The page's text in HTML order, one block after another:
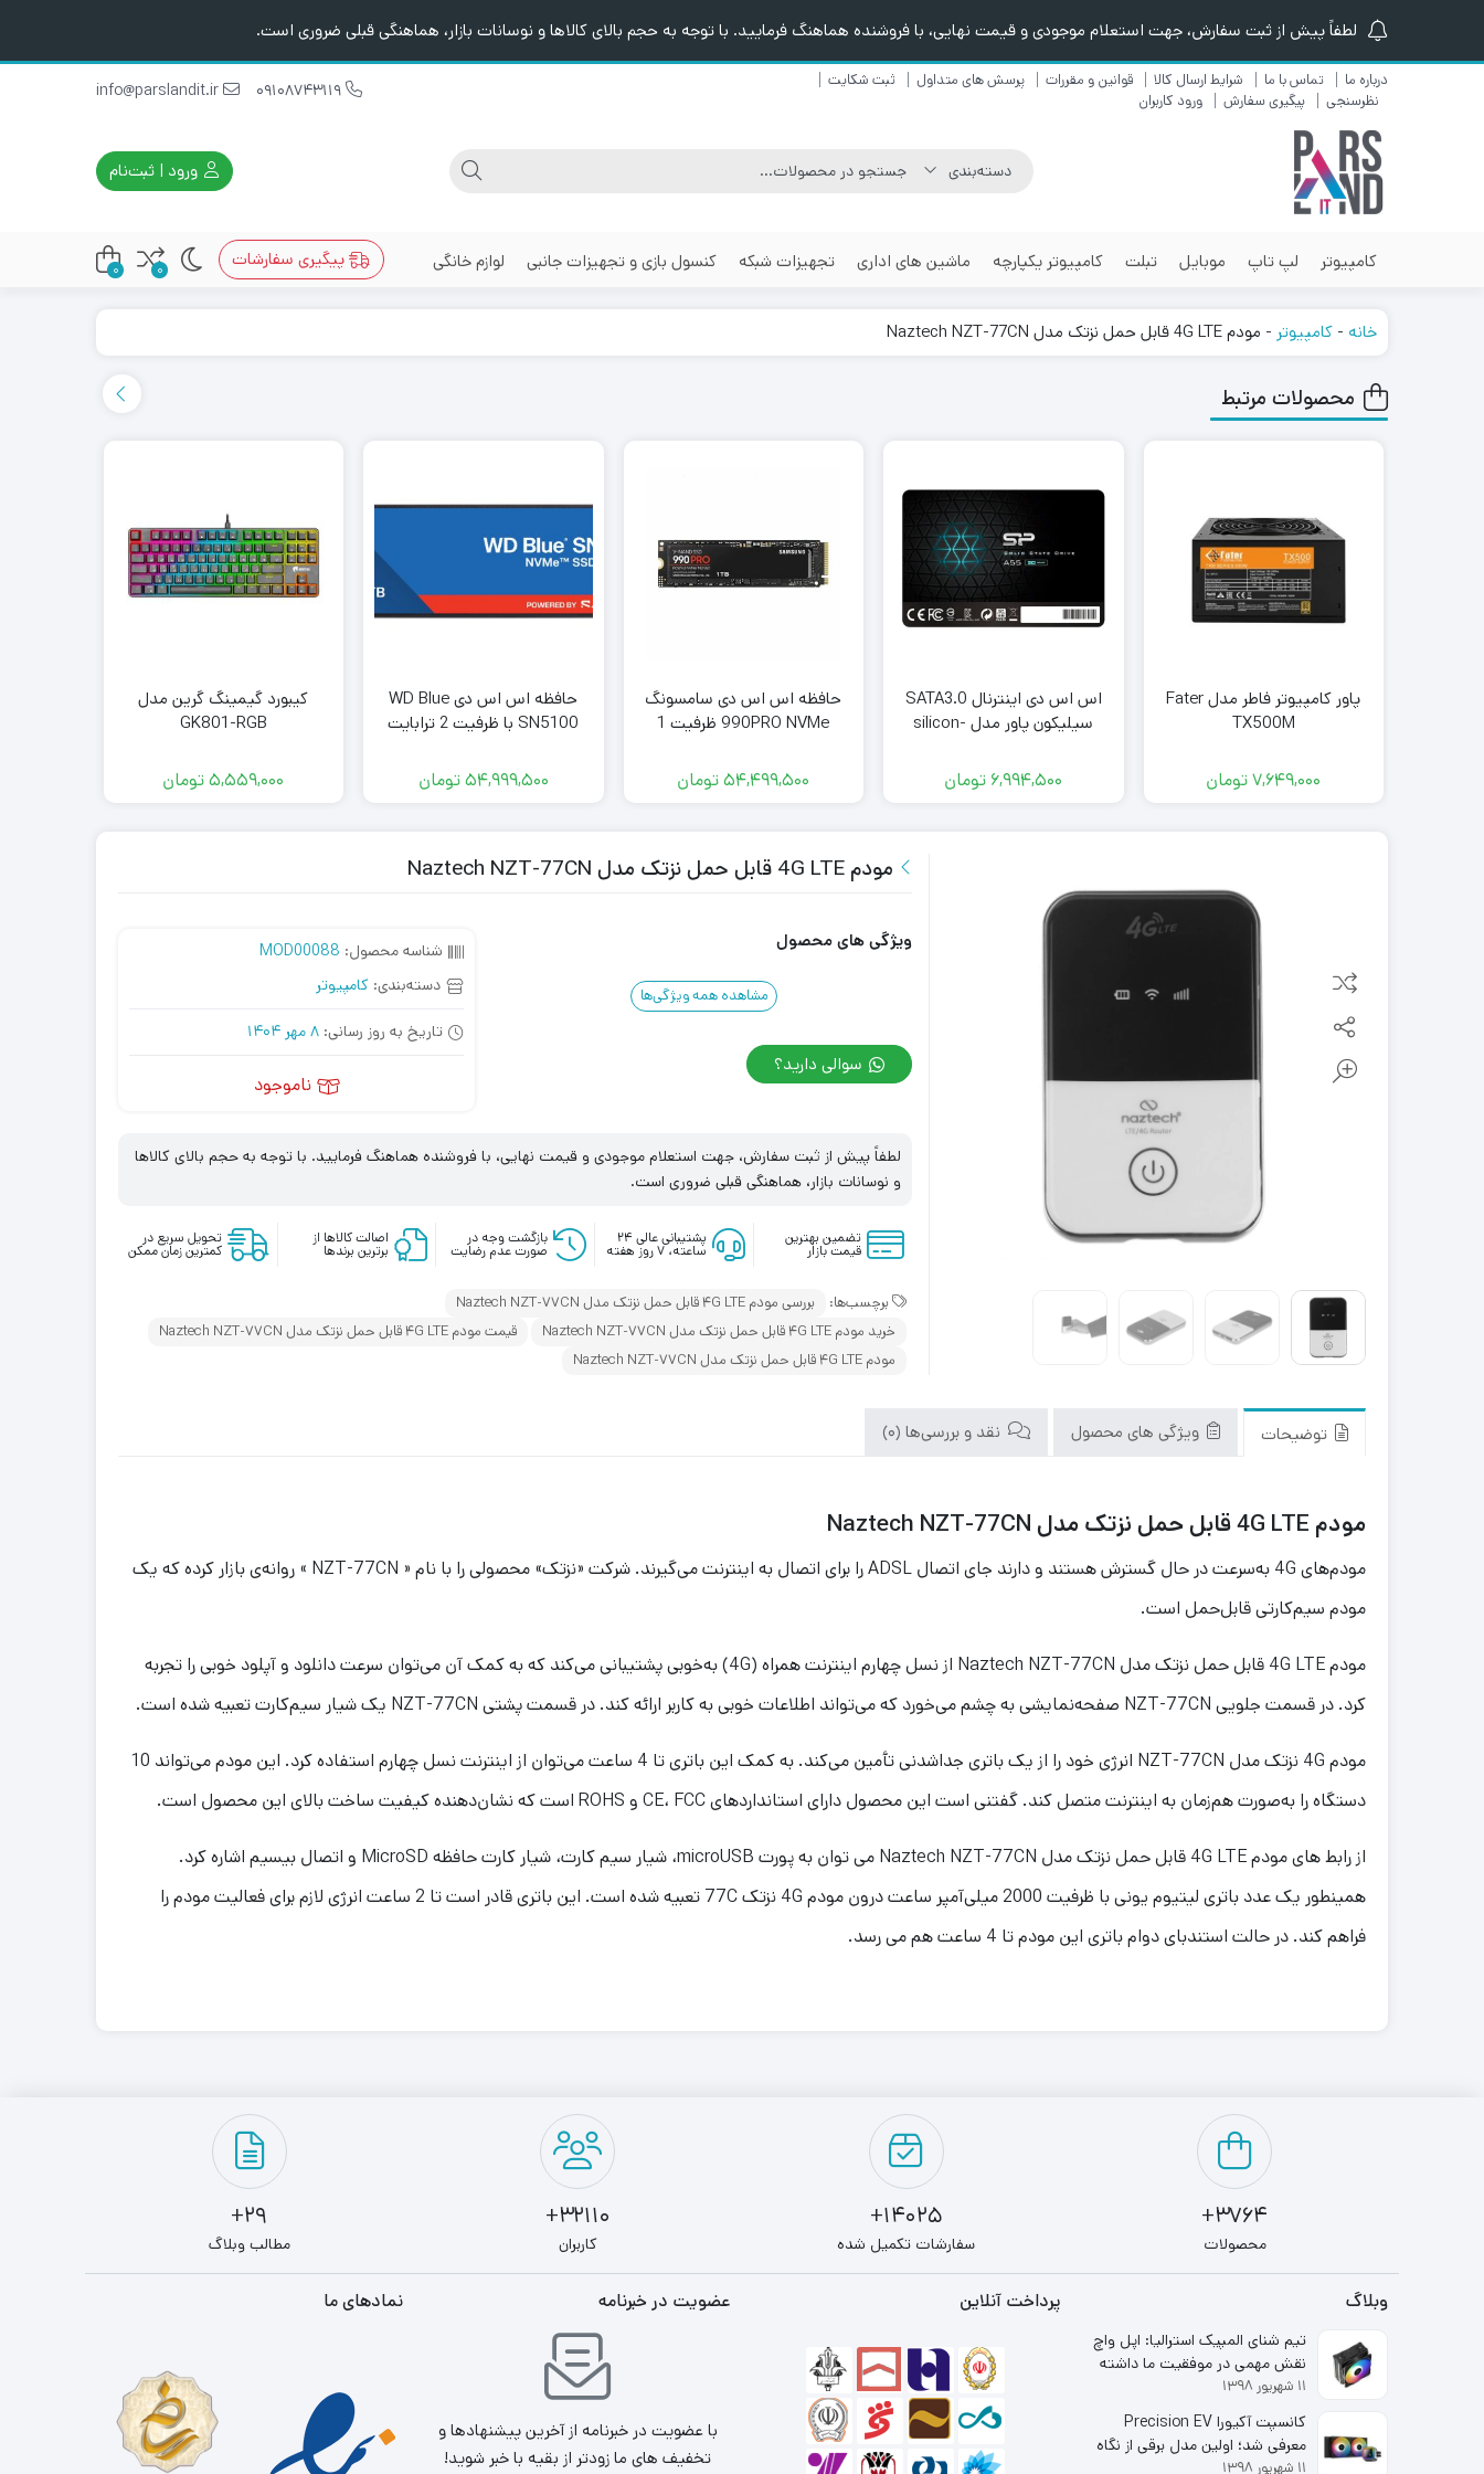
لطفاً پیش از ثبت سفارش، جهت استعلام موجودی و قیمت نهایی، با فروشنده هماهنگ فرمایید. با توجه به حجم بالای کالاها و نوسانات بازار، هماهنگی قبلی ضروری است.
درباره ما تماس با ما شرایط ارسال کالا قوانین و مقررات پرسش های متداول
ثبت شکایت
نظرسنجی
پیگیری سفارش ورود کاربران
ورود | ثبت‌نام
کامپیوتر لپ تاپ موبایل تبلت کامپیوتر یکپارچه ماشین های اداری تجهیزات شبکه کنسول بازی و تجهیزات جانبی لوازم خانگی پیگیری سفارشات 0
0
خانه - کامپیوتر - مودم 4G LTE قابل حمل نزتک مدل Naztech NZT-77CN
محصولات مرتبط
پاور کامپیوتر فاطر مدل Fater
TX500M
7,649,000تومان
اس اس دی اینترنال SATA3.0
سیلیکون پاور مدل silicon-
6,994,500 تومان
حافظه اس اس دی سامسونگ
990PRO NVMe ظرفیت 1
54,499,500تومان
حافظه اس اس دی WD Blue
SN5100 با ظرفیت 2 ترابایت
54,999,500تومان
کیبورد گیمینگ گرین مدل
GK801-RGB
5,559,000تومان
مودم 4G LTE قابل حمل نزتک مدل Naztech NZT-77CN
ویژگی های محصول
مشاهده همه ویژگی‌ها
سوالی دارید؟
شناسه محصول: MOD00088
دسته‌بندی: کامپیوتر
تاریخ به روز رسانی: 8 مهر 1404
ناموجود
لطفاً پیش از ثبت سفارش، جهت استعلام موجودی و قیمت نهایی، با فروشنده هماهنگ فرمایید. با توجه به حجم بالای کالاها
و نوسانات بازار، هماهنگی قبلی ضروری است.
تضمین بهترین
قیمت بازار
پشتیبانی عالی ۲۴
ساعته، ۷ روز هفته
بازگشت وجه در
صورت عدم رضایت
اصالت کالاها از
برترین برندها
تحویل سریع در
کمترین زمان ممکن
برچسب‌ها:
بررسی مودم 4G LTE قابل حمل نزتک مدل Naztech NZT-77CN
خرید مودم 4G LTE قابل حمل نزتک مدل Naztech NZT-77CN
قیمت مودم 4G LTE قابل حمل نزتک مدل Naztech NZT-77CN
مودم 4G LTE قابل حمل نزتک مدل Naztech NZT-77CN
توضیحات ویژگی های محصول نقد و بررسی‌ها (0)
مودم 4G LTE قابل حمل نزتک مدل Naztech NZT-77CN
مودم‌های 4G به‌سرعت در حال گسترش هستند و دارند جای اتصال ADSL را برای اتصال به اینترنت می‌گیرند. شرکت «نزتک» محصولی را با نام « NZT-77CN » روانه‌ی بازار کرده که یک
مودم سیم‌کارتی قابل‌حمل است.
مودم 4G LTE قابل حمل نزتک مدل Naztech NZT-77CN از نسل چهارم اینترنت همراه (4G) به‌خوبی پشتیبانی می‌کند که به کمک آن می‌توان سرعت دانلود و آپلود خوبی را تجربه
کرد. در قسمت جلویی NZT-77CN صفحه‌نمایشی به چشم می‌خورد که می‌تواند اطلاعات خوبی به کاربر ارائه کند. در قسمت پشتی NZT-77CN یک شیار سیم‌کارت تعبیه شده است.
مودم 4G نزتک مدل NZT-77CN انرژی خود را از یک باتری جداشدنی تأمین می‌کند. به کمک این باتری تا 4 ساعت می‌توان از اینترنت نسل چهارم استفاده کرد. این مودم می‌تواند 10
دستگاه را به‌صورت هم‌زمان به اینترنت متصل کند. گفتنی است این محصول دارای استانداردهای CE، FCC و ROHS است که نشان‌دهنده کیفیت ساخت بالای این محصول است.
از رابط های مودم 4G LTE قابل حمل نزتک مدل Naztech NZT-77CN می توان به پورت microUSB، شیار سیم کارت، شیار کارت حافظه MicroSD و اتصال بیسیم اشاره کرد.
همینطور یک عدد باتری لیتیوم‌ یونی با ظرفیت 2000 میلی‌آمپر ساعت درون مودم 4G نزتک 77C تعبیه شده است. این باتری قادر است تا 2 ساعت انرژی لازم برای فعالیت مودم را
فراهم کند. در حالت استندبای دوام باتری این مودم تا 4 ساعت هم می رسد.
3764+
محصولات
14025+
سفارشات تکمیل شده
32110+
کاربران
29+
مطالب وبلاگ
وبلاگ
تیم شنای المپیک استرالیا: اپل واچ
نقش مهمی در موفقیت ما داشته
است
۱۱ شهریور ۱۳۹۸
کانسپت آکیورا Precision EV
معرفی شد؛ اولین مدل برقی از نگاه
شاخه لوکس هوندا
۱۱ شهریور ۱۳۹۸
پرداخت آنلاین عضویت در خبرنامه
با عضویت در خبرنامه از آخرین پیشنهادها و
تخفیف های ما زودتر از بقیه با خبر شوید!
نمادهای ما